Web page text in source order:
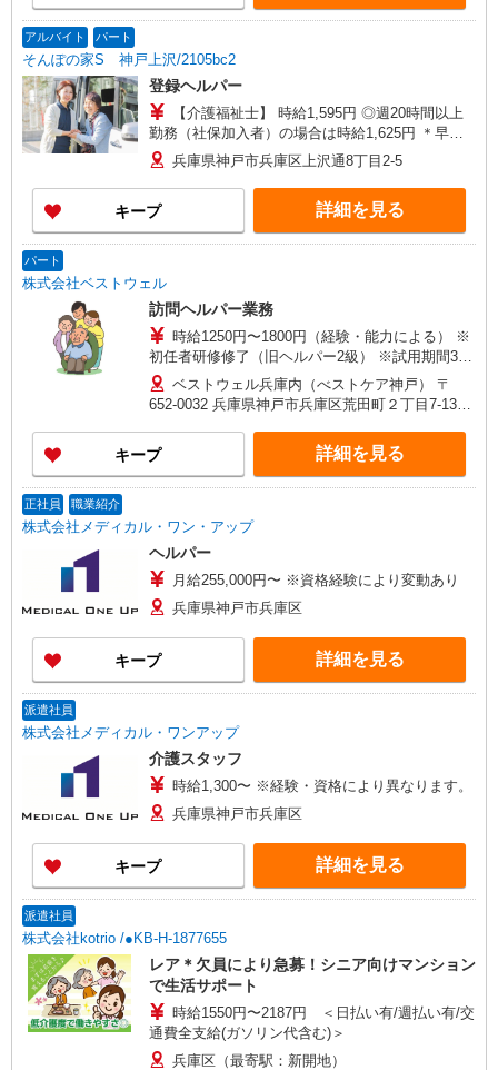
当を含みます。 ※介護福祉士のみ、特別職務手当
分〜） ◎賞与 基本給2.08ヶ月分/年支給
アルバイト パート
そんぽの家S 神戸上沢/2105bc2
登録ヘルパー
【介護福祉士】 時給1,595円 ◎週20時間以上
勤務（社保加入者）の場合は時給1,625円 ＊早朝
夜間（〜8:00、18:00〜）：時給1,994円〜 ＊日曜
祝日：時給1,895円〜 【実務者研修・初任者研修
（ヘルパー1級・2級）】 時給1,515円 ◎週20時間
以上勤務（社保加入者）の場合は時給1,545円 ＊
早朝夜間（〜8:00、18:00〜）：時給1,894円〜 ＊
兵庫県神戸市兵庫区上沢通8丁目2-5
キープ 詳細を見る
パート
株式会社ベストウェル
訪問ヘルパー業務
時給1250円〜1800円（経験・能力による） ※
初任者研修修了（旧ヘルパー2級） ※試用期間3ヶ
月あり（同条件） ★交通費実費支給（法人規定
有） ※処遇改善加算手当込
ベストウェル兵庫内（べストケア神戸） 〒
652-0032 兵庫県神戸市兵庫区荒田町２丁目7-13
2870801327
キープ 詳細を見る
正社員 職業紹介
株式会社メディカル・ワン・アップ
ヘルパー
月給255,000円〜 ※資格経験により変動あり
兵庫県神戸市兵庫区
キープ 詳細を見る
派遣社員
株式会社メディカル・ワンアップ
介護スタッフ
時給1,300〜 ※経験・資格により異なります。
兵庫県神戸市兵庫区
キープ 詳細を見る
派遣社員
株式会社kotrio /●KB-H-1877655
レア＊欠員により急募！シニア向けマンション
で生活サポート
時給1550円〜2187円 ＜日払い有/週払い有/交
通費全支給(ガソリン代含む)＞
兵庫区（最寄駅：新開地）